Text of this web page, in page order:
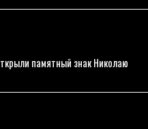
памятный знак Николаю